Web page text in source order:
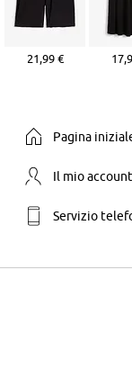
21,99 €
Pagina
Il mio account
Servizio